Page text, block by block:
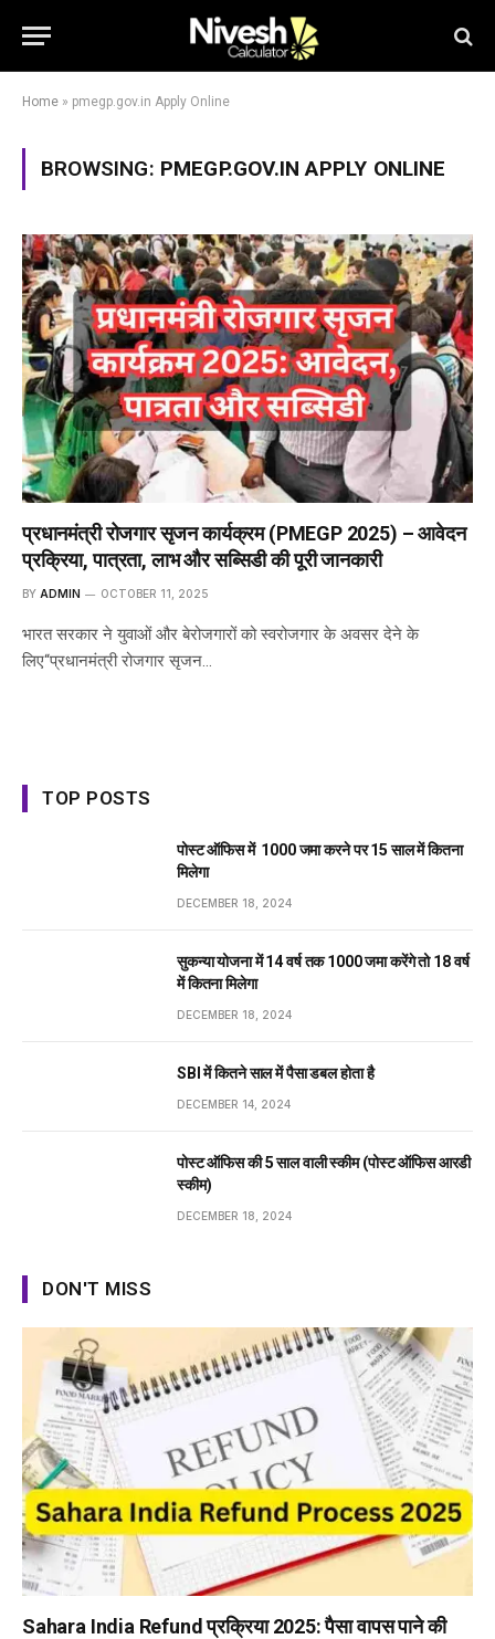
Home » pmegp.gov.in Apply Online
BROWSING: PMEGP.GOV.IN APPLY ONLINE
प्रधानमंत्री रोजगार सृजन कार्यक्रम (PMEGP 2025) – आवेदन
प्रक्रिया, पात्रता, लाभ और सब्सिडी की पूरी जानकारी
BY ADMIN OCTOBER 11, 2025
भारत सरकार ने युवाओं और बेरोजगारों को स्वरोजगार के अवसर देने के
लिए“प्रधानमंत्री रोजगार सृजन…
TOP POSTS
पोस्ट ऑफिस में ₹ 1000 जमा करने पर 15 साल में कितना
मिलेगा
DECEMBER 18, 2024
सुकन्या योजना में 14 वर्ष तक ₹1000 जमा करेंगे तो 18 वर्ष
में कितना मिलेगा
DECEMBER 18, 2024
SBI में कितने साल में पैसा डबल होता है
DECEMBER 14, 2024
पोस्ट ऑफिस की 5 साल वाली स्कीम (पोस्ट ऑफिस आरडी
स्कीम)
DECEMBER 18, 2024
DON'T MISS
Sahara India Refund प्रक्रिया 2025: पैसा वापस पाने की